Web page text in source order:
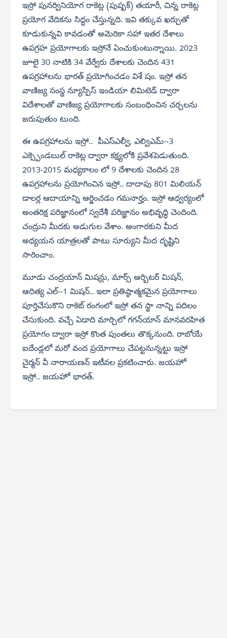
ఇస్రో పునర్వినియోగ రాకెట్ల (పుష్పక్) తయారీ, చిన్న రాకెట్ల
ప్రయోగ వేదికను సిద్ధం చేస్తున్నది. ఇవి తక్కువ ఖర్చుతో
కూడుకున్నవి కావడంతో అమెరికా సహా ఇతర దేశాలు
ఉపగ్రహ ప్రయోగాలకు ఇస్రోనే ఏంచుకుంటున్నాయి. 2023
జూలై 30 నాటికి 34 వేర్వేరు దేశాలకు చెందిన 431
ఉపగ్రహాలను భారత్ ప్రయోగించడం విశే షం. ఇస్రో తన
వాణిజ్య సంస్థ న్యూస్పేస్ ఇండియా లిమిటెడ్ ద్వారా
విదేశాలతో వాణిజ్య ప్రయోగాలకు సంబంధించిన చర్చలను
జరుపుతుం టుంది.
ఈ ఉపగ్రహాలను ఇస్రో.. పీఎస్‌ఎల్వీ, ఎల్విఎమ్--3
ఎక్స్పెండబుల్ రాకెట్ల ద్వారా కక్ష్యలోకి ప్రవేశపెడుతుంది.
2013-2015 మధ్యకాలం లో 9 దేశాలకు చెందిన 28
ఉపగ్రహాలను ప్రయోగించిన ఇస్రో.. దాదాపు 801 మిలియన్
డాలర్ల ఆదాయాన్ని ఆర్జించడం గమనార్హం. ఇస్రో ఆధ్వర్యంలో
అంతరిక్ష పరిజ్ఞానంలో స్వదేశీ పరిజ్ఞానం అభివృద్ధి చెందింది.
చంద్రుని మీదకు అడుగుల వేశాం. అంగారకుని మీద
అధ్యయన యాత్రలతో పాటు సూర్యుని మీద దృష్టిని
సారించాం.
మూడు చంద్రయాన్ మిషన్లు, మార్స్ ఆర్బిటర్ మిషన్,
ఆదిత్య ఎల్--1 మిషన్.. ఇలా ప్రతిష్ఠాత్మకమైన ప్రయోగాలు
పూర్తిచేసుకొని రాకెట్ రంగంలో ఇస్రో తన స్థా నాన్ని పదిలం
చేసుకుంది. వచ్చే ఏడాది మార్చిలో గగన్‌యాన్ మానవరహిత
ప్రయోగం ద్వారా ఇస్రో కొంత పుంతలు తొక్కనుంది. రాబోయే
ఐదేండ్లలో మరో వంద ప్రయోగాలు చేపట్టనున్నట్టు ఇస్రో
చైర్మన్ వీ నారాయణన్ ఇటీవల ప్రకటించారు. జయహో
ఇస్రో.. జయహో భారత్.